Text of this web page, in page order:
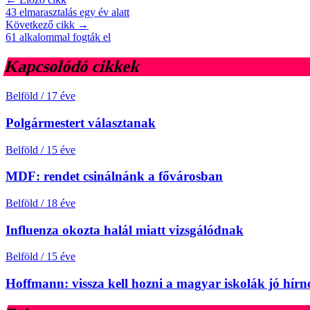
43 elmarasztalás egy év alatt
Következő cikk →
61 alkalommal fogták el
Kapcsolódó cikkek
Belföld / 17 éve
Polgármestert választanak
Belföld / 15 éve
MDF: rendet csinálnánk a fővárosban
Belföld / 18 éve
Influenza okozta halál miatt vizsgálódnak
Belföld / 15 éve
Hoffmann: vissza kell hozni a magyar iskolák jó